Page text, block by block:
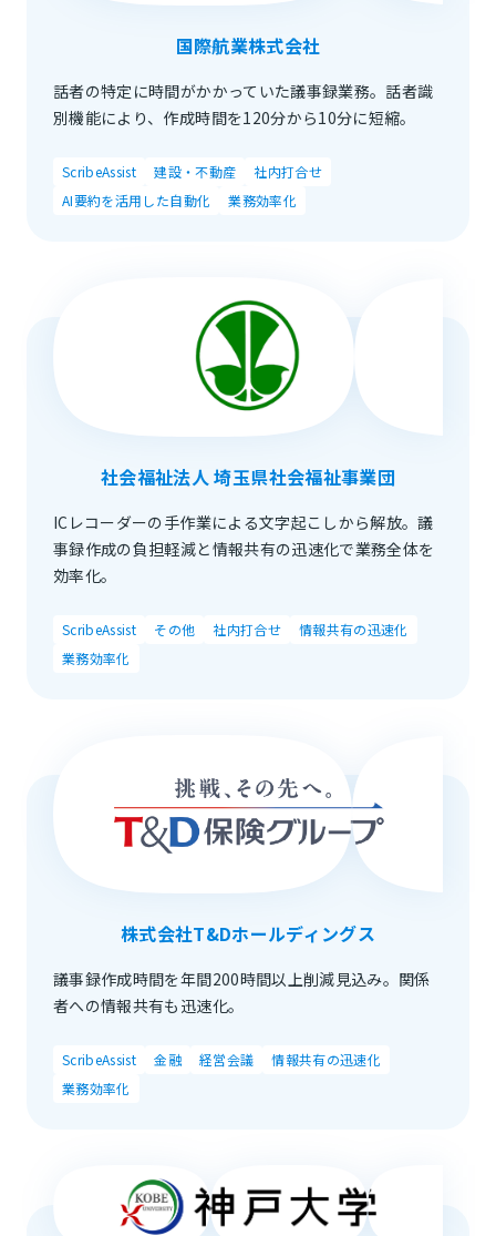
国際航業株式会社
話者の特定に時間がかかっていた議事録業務。話者識
別機能により、作成時間を120分から10分に短縮。
ScribeAssist 建設・不動産
社内打合せ
AI要約を活用した自動化
業務効率化
社会福祉法人 埼玉県社会福祉事業団
ICレコーダーの手作業による文字起こしから解放。議
事録作成の負担軽減と情報共有の迅速化で業務全体を
効率化。
ScribeAssist その他 社内打合せ
情報共有の迅速化
業務効率化
株式会社T&Dホールディングス
議事録作成時間を年間200時間以上削減見込み。関係
者への情報共有も迅速化。
ScribeAssist 金融 経営会議
情報共有の迅速化
業務効率化